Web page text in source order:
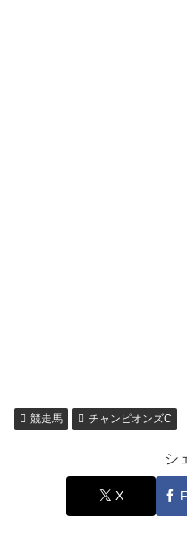
競走馬 チャンピオンズC
シ
X